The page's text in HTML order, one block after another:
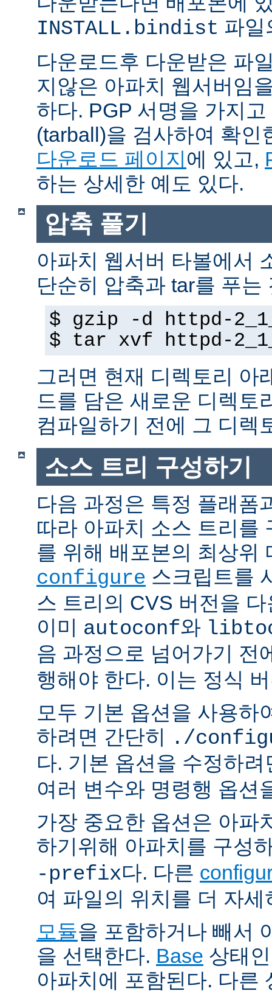
INSTALL.bindist 파일
다운로드후 다운받은 파
지않은 아파치 웹서버임
하다. PGP 서명을 가지
(tarball)을 검사하여 확인
다운로드 페이지 에 있고,
하는 상세한 예도 있다.
압축 풀기
아파치 웹서버 타볼에서
단순히 압축과 tar를 푸는
$ gzip -d httpd-
$ tar xvf httpd-
그러면 현재 디렉토리 아
드를 담은 새로운 디렉토
컴파일하기 전에 그 디렉
소스 트리 구성하기
다음 과정은 특정 플래폼
따라 아파치 소스 트리를
를 위해 배포본의 최상위
configure 스크립트를
스 트리의 CVS 버전을
이미 autoconf와
음 과정으로 넘어가기 전
행해야 한다. 이는 정식
모두 기본 옵션을 사용하
하려면 간단히 ./
다. 기본 옵션을 수정하
여러 변수와 명령행 옵션
가장 중요한 옵션은 아파
하기위해 아파치를 구성
-prefix다. 다른
여 파일의 위치를 더 자
모듈을 포함하거나 빼서
을 선택한다. Base 상태
아파치에 포함된다. 다른